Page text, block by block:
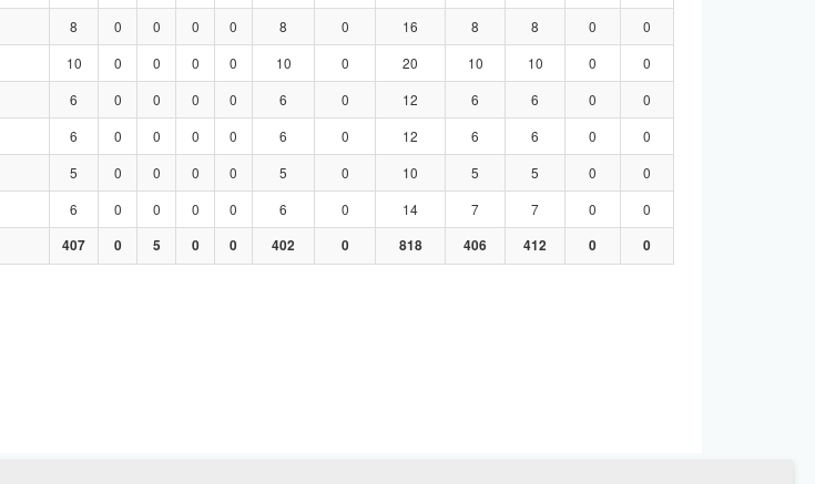
8 0 0 0 0 8 0 16 8 8 0
0
10 0 0 0 0 10 0 20 10 10 0
0
6 0 0 0 0 6 0 12 6 6 0
0
6 0 0 0 0 6 0 12 6 6 0
0
5 0 0 0 0 5 0 10 5 5 0
0
6 0 0 0 0 6 0 14 7 7 0
0
407 0 5 0 0 402 0 818 406 412 0 0